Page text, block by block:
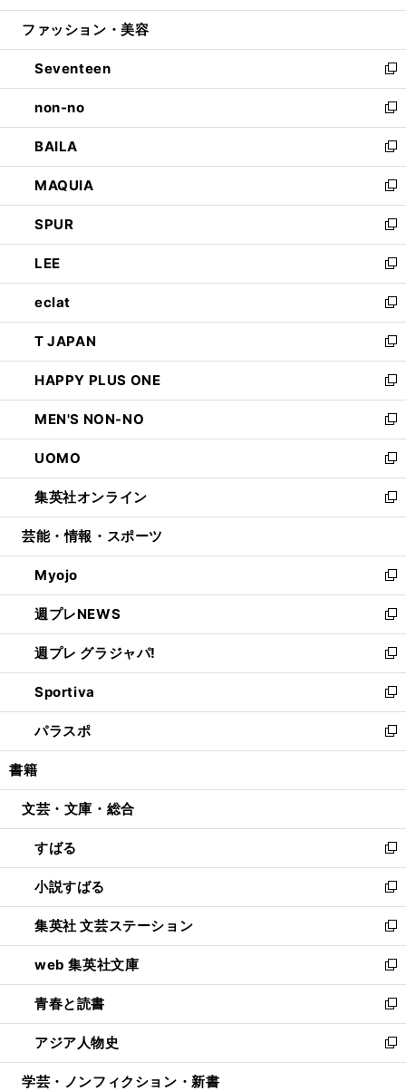
開
ウ
開
く
ン
ウ
で
開
く
ウ
ン
ド
ウ
で
開
く
ファッション・美容
Seventeen
新
し
い
ウ
ィ
ン
ド
ウ
で
開
く
non-no
新
し
い
ウ
ィ
ン
ド
ウ
で
開
く
BAILA
新
し
い
ウ
ィ
ン
ド
ウ
で
開
く
MAQUIA
新
し
い
ウ
ィ
ン
ド
ウ
で
開
く
SPUR
新
し
い
ウ
ィ
ン
ド
ウ
で
開
く
LEE
新
し
い
ウ
ィ
ン
ド
ウ
で
開
く
eclat
新
し
い
ウ
ィ
ン
ド
ウ
で
開
く
T JAPAN
新
し
い
ウ
ィ
ン
ド
ウ
で
開
HAPPY PLUS ONE
新
し
い
ウ
ィ
ン
ド
ウ
開
く
MEN'S NON-NO
新
し
い
ウ
ィ
ン
ウ
で
開
く
UOMO
新
し
い
ウ
ン
ド
ウ
で
開
く
集英社オンライン
新
し
ウ
ィ
ン
ド
ウ
で
開
く
芸能・情報・スポーツ
Myojo
新
し
い
ウ
ィ
ン
ド
ウ
で
開
週プレNEWS
新
し
い
ウ
ィ
ン
ド
ウ
開
週プレ グラジャパ!
新
し
い
ウ
ィ
ン
ウ
開
く
Sportiva
新
し
い
ウ
ン
ウ
で
開
く
パラスポ
新
し
ウ
ン
ド
ウ
で
開
く
書籍
文芸・文庫・総合
すばる
新
し
い
ウ
ィ
ン
ド
ウ
で
開
く
小説すばる
新
し
い
ウ
ィ
ン
ド
ウ
で
開
集英社 文芸ステーション
新
し
い
ウ
ィ
ン
ド
ウ
web 集英社文庫
新
し
い
ウ
ィ
ン
青春と読書
新
し
い
ウ
アジア人物史
新
し
学芸・ノンフィクション・新書